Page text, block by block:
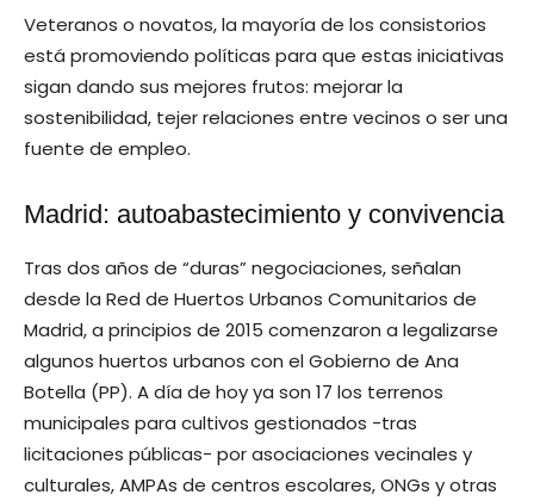
Veteranos o novatos, la mayoría de los consistorios
está promoviendo políticas para que estas iniciativas
sigan dando sus mejores frutos: mejorar la
sostenibilidad, tejer relaciones entre vecinos o ser una
fuente de empleo.
Madrid: autoabastecimiento y convivencia
Tras dos años de “duras” negociaciones, señalan
desde la Red de Huertos Urbanos Comunitarios de
Madrid, a principios de 2015 comenzaron a legalizarse
algunos huertos urbanos con el Gobierno de Ana
Botella (PP). A día de hoy ya son 17 los terrenos
municipales para cultivos gestionados -tras
licitaciones públicas- por asociaciones vecinales y
culturales, AMPAs de centros escolares, ONGs y otras